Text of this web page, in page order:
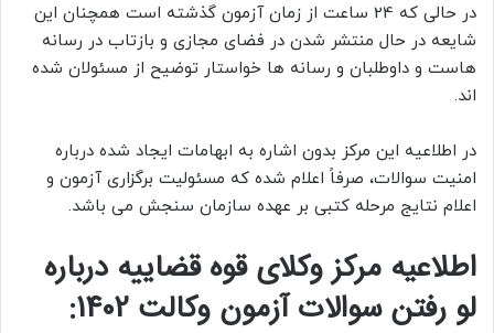
در حالی که 24 ساعت از زمان آزمون گذشته است همچنان این
شایعه در حال منتشر شدن در فضای مجازی و بازتاب در رسانه
هاست و داوطلبان و رسانه ها خواستار توضیح از مسئولان شده
اند.
در اطلاعیه این مرکز بدون اشاره به ابهامات ایجاد شده درباره
امنیت سوالات، صرفاً اعلام شده که مسئولیت برگزاری آزمون و
اعلام نتایج مرحله کتبی بر عهده سازمان سنجش می باشد.
اطلاعیه مرکز وکلای قوه قضاییه درباره
لو رفتن سوالات آزمون وکالت 1402: